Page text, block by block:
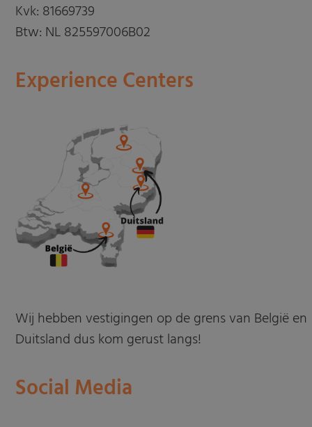
Kvk: 81669739
Btw: NL 825597006B02
Experience Centers
Wij hebben vestigingen op de grens van België en
Duitsland dus kom gerust langs!
Social Media